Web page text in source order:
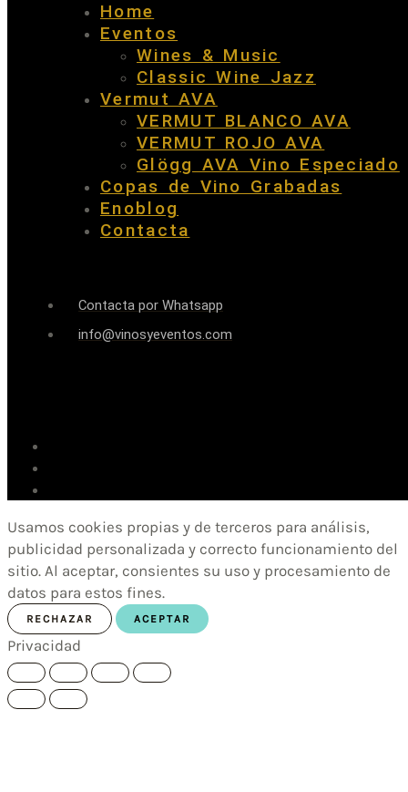
Home
Eventos
Wines & Music
Classic Wine Jazz
Vermut AVA
VERMUT BLANCO AVA
VERMUT ROJO AVA
Glögg AVA Vino Especiado
Copas de Vino Grabadas
Enoblog
Contacta
Contacta por Whatsapp
info@vinosyeventos.com
Usamos cookies propias y de terceros para análisis,
publicidad personalizada y correcto funcionamiento del
sitio. Al aceptar, consientes su uso y procesamiento de
datos para estos fines.
RECHAZAR ACEPTAR
Privacidad